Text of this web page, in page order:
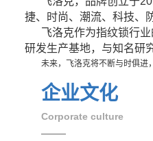
捷、时尚、潮流、科技、
飞洛克作为指纹锁行
研发生产基地，与知名研
未来，飞洛克将不断与时俱进
企业文化
Corporate culture
——